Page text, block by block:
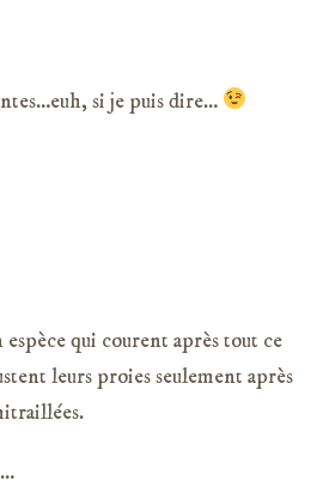
si je puis dire…
qui courent après tout ce
leurs proies seulement après